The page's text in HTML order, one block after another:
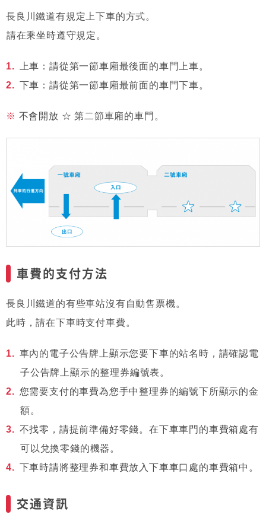
長良川鐵道有規定上下車的方式。
請在乘坐時遵守規定。
上車：請從第一節車廂最後面的車門上車。
下車：請從第一節車廂最前面的車門下車。
不會開放 ☆ 第二節車廂的車門。
車費的支付方法
長良川鐵道的有些車站沒有自動售票機。
此時，請在下車時支付車費。
車內的電子公告牌上顯示您要下車的站名時，請確認電
子公告牌上顯示的整理券編號表。
您需要支付的車費為您手中整理券的編號下所顯示的金
額。
不找零，請提前準備好零錢。在下車車門的車費箱處有
可以兌換零錢的機器。
下車時請將整理券和車費放入下車車口處的車費箱中。
交通資訊